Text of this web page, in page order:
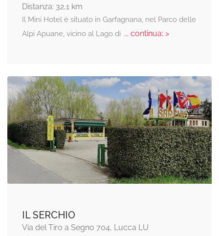
Distanza: 32,1 km
Il Mini Hotel è situato in Garfagnana, nel Parco delle
Alpi Apuane, vicino al Lago di ... continua: >
IL SERCHIO
Via del Tiro a Segno 704, Lucca LU